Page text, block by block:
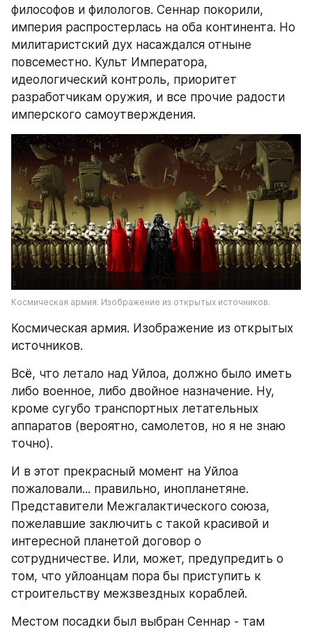
философов и филологов. Сеннар покорили,
империя распростерлась на оба континента. Но
милитаристский дух насаждался отныне
повсеместно. Культ Императора,
идеологический контроль, приоритет
разработчикам оружия, и все прочие радости
имперского самоутверждения.
Космическая армия. Изображение из открытых источников.
Космическая армия. Изображение из открытых
источников.
Всё, что летало над Уйлоа, должно было иметь
либо военное, либо двойное назначение. Ну,
кроме сугубо транспортных летательных
аппаратов (вероятно, самолетов, но я не знаю
точно).
И в этот прекрасный момент на Уйлоа
пожаловали... правильно, инопланетяне.
Представители Межгалактического союза,
пожелавшие заключить с такой красивой и
интересной планетой договор о
сотрудничестве. Или, может, предупредить о
том, что уйлоанцам пора бы приступить к
строительству межзвездных кораблей.
Местом посадки был выбран Сеннар - там